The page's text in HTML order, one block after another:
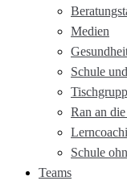
Medien
Schule
Ran an
Schule
Teams